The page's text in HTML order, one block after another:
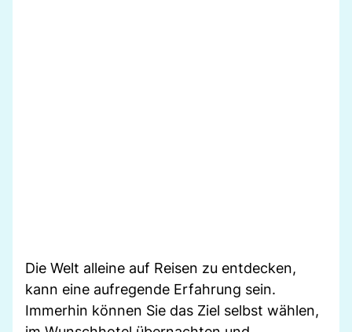
Die Welt alleine auf Reisen zu entdecken,
kann eine aufregende Erfahrung sein.
Immerhin können Sie das Ziel selbst wählen,